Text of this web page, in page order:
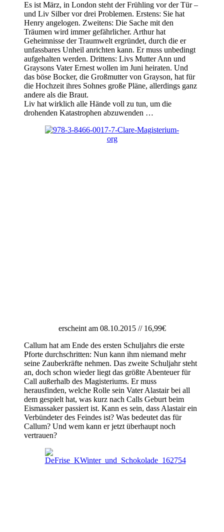
Es ist März, in London steht der Frühling vor der Tür –
und Liv Silber vor drei Problemen. Erstens: Sie hat
Henry angelogen. Zweitens: Die Sache mit den
Träumen wird immer gefährlicher. Arthur hat
Geheimnisse der Traumwelt ergründet, durch die er
unfassbares Unheil anrichten kann. Er muss unbedingt
aufgehalten werden. Drittens: Livs Mutter Ann und
Graysons Vater Ernest wollen im Juni heiraten. Und
das böse Bocker, die Großmutter von Grayson, hat für
die Hochzeit ihres Sohnes große Pläne, allerdings ganz
andere als die Braut.
Liv hat wirklich alle Hände voll zu tun, um die
drohenden Katastrophen abzuwenden …
erscheint am 08.10.2015 // 16,99€
Callum hat am Ende des ersten Schuljahrs die erste
Pforte durchschritten: Nun kann ihm niemand mehr
seine Zauberkräfte nehmen. Das zweite Schuljahr steht
an, doch schon wieder liegt das größte Abenteuer für
Call außerhalb des Magisteriums. Er muss
herausfinden, welche Rolle sein Vater Alastair bei all
dem gespielt hat, was kurz nach Calls Geburt beim
Eismassaker passiert ist. Kann es sein, dass Alastair ein
Verbündeter des Feindes ist? Was bedeutet das für
Callum? Und wem kann er jetzt überhaupt noch
vertrauen?